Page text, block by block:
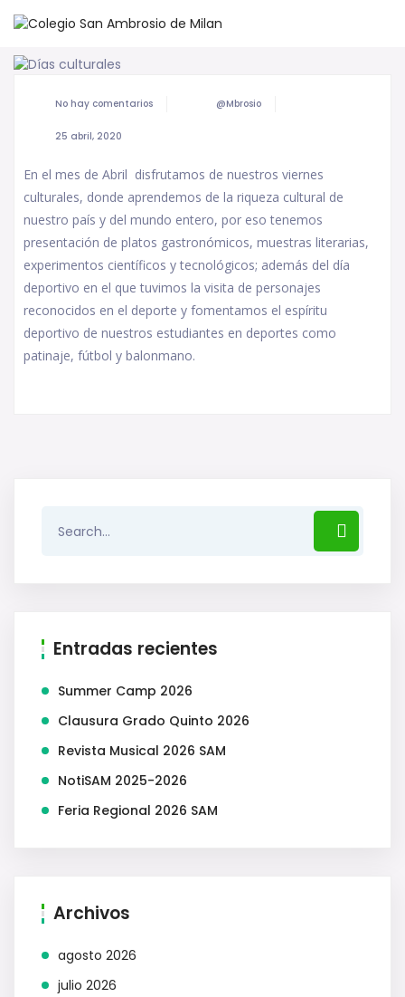
No hay comentarios @mbrosio
25 abril, 2020
En el mes de Abril disfrutamos de nuestros viernes
culturales, donde aprendemos de la riqueza cultural de
nuestro país y del mundo entero, por eso tenemos
presentación de platos gastronómicos, muestras literarias,
experimentos científicos y tecnológicos; además del día
deportivo en el que tuvimos la visita de personajes
reconocidos en el deporte y fomentamos el espíritu
deportivo de nuestros estudiantes en deportes como
patinaje, fútbol y balonmano.
Entradas recientes
Summer Camp 2026
Clausura Grado Quinto 2026
Revista Musical 2026 SAM
NotiSAM 2025-2026
Feria Regional 2026 SAM
Archivos
agosto 2026
julio 2026